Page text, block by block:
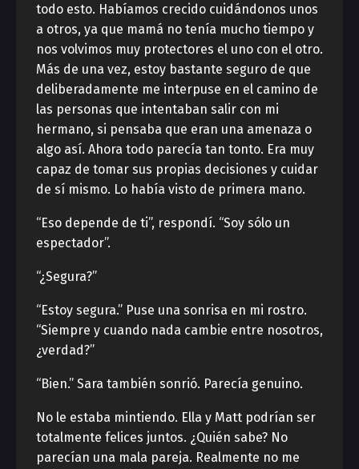
todo esto. Habíamos crecido cuidándonos unos
a otros, ya que mamá no tenía mucho tiempo y
nos volvimos muy protectores el uno con el otro.
Más de una vez, estoy bastante seguro de que
deliberadamente me interpuse en el camino de
las personas que intentaban salir con mi
hermano, si pensaba que eran una amenaza o
algo así. Ahora todo parecía tan tonto. Era muy
capaz de tomar sus propias decisiones y cuidar
de sí mismo. Lo había visto de primera mano.
“Eso depende de ti”, respondí. “Soy sólo un
espectador”.
“¿Segura?”
“Estoy segura.” Puse una sonrisa en mi rostro.
“Siempre y cuando nada cambie entre nosotros,
¿verdad?”
“Bien.” Sara también sonrió. Parecía genuino.
No le estaba mintiendo. Ella y Matt podrían ser
totalmente felices juntos. ¿Quién sabe? No
parecían una mala pareja. Realmente no me